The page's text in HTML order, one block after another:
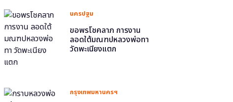
นครปฐม
ขอพรโชคลาภ การงาน
ลอดใต้มณฑปหลวงพ่อทา
วัดพะเนียงแตก
กรุงเทพมหานครฯ